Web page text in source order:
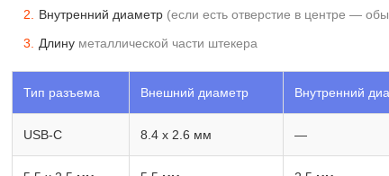
Внутренний диаметр(если есть отверстие в центре —
Длинуметаллической части штекера
Тип разъема Внешний диаметр Внутренний
USB-C 8.4 x 2.6 мм —